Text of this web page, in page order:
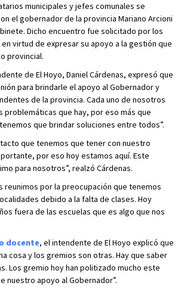
municipales y jefes comunales se
el gobernador de la provincia Mariano Arcioni
Dicho encuentro fue solicitado por los
virtud de expresar su apoyo a la gestión que
provincial.
de El Hoyo, Daniel Cárdenas, expresó que
para brindarle el apoyo al Gobernador y
de la provincia. Cada uno de nosotros
problemáticas que hay, por eso más que
que brindar soluciones entre todos”.
que tenemos que tener con nuestro
por eso hoy estamos aquí. Este
para nosotros”, realzó Cárdenas.
reunimos por la preocupación que tenemos
debido a la falta de clases. Hoy
fuera de las escuelas que es algo que nos
docente, el intendente de El Hoyo explicó que
cosa y los gremios son otras. Hay que saber
Los gremio hoy han politizado mucho este
nuestro apoyo al Gobernador”.